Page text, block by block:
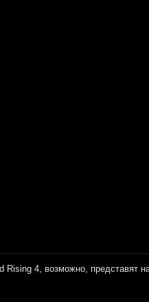
Rising 4, возможно, представят